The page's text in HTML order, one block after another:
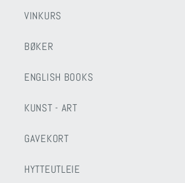
VINKURS
BØKER
ENGLISH BOOKS
KUNST - ART
GAVEKORT
HYTTEUTLEIE